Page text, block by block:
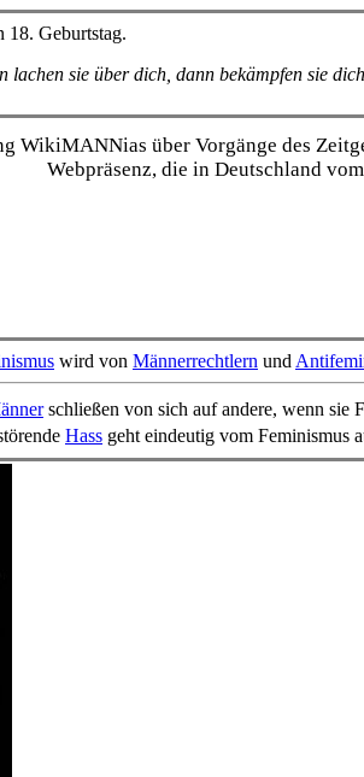
18. Geburtstag.
lachen sie über dich, dann bekämpfen sie
WikiMANNias über Vorgänge des
Webpräsenz, die in Deutschland vom
wird von Männerrechtlern und
schließen von sich auf andere, wenn sie
Hass geht eindeutig vom Feminismus